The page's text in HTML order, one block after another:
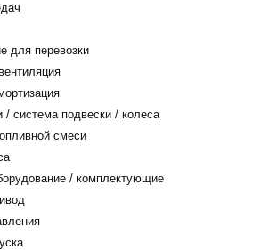
для перевозки
/ система подвески / колеса
смеси
/ комплектующие